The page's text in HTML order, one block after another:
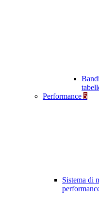
Performance 5
Sistema di